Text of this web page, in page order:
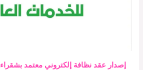
إصدار عقد نظافة إلكتروني معتمد بشقراء